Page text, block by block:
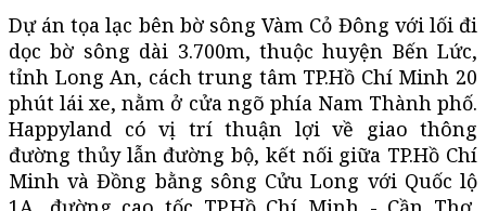
Dự án tọa lạc bên bờ sông Vàm Cỏ Đông với lối đi
dọc bờ sông dài 3.700m, thuộc huyện Bến Lức,
tỉnh Long An, cách trung tâm TP.Hồ Chí Minh 20
phút lái xe, nằm ở cửa ngõ phía Nam Thành phố.
Happyland có vị trí thuận lợi về giao thông
đường thủy lẫn đường bộ, kết nối giữa TP.Hồ Chí
Minh và Đồng bằng sông Cửu Long với Quốc lộ